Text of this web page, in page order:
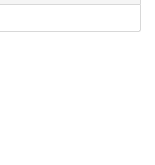
2018 – Kuala Lumpur, Malaysia –
at: IFLA WLIC 2017 –
). Paper presented at: IFLA
09/nuestro-primer-comic-ifla-
[The Marrakesh Treaty and stories
bibliotecarias en Colombia: una
ORDÓÑEZ, Leonardo (2016)
repo/fundacion/uv/Capitulo-
proyectos.pdf)
resilientes para escribir y publicar
feminism_. Colaboración con la